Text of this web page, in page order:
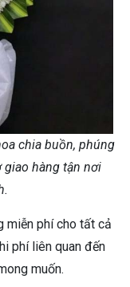
chia buồn, phúng
giao hàng tận nơi
miễn phí cho tất cả
phí liên quan đến
muốn.